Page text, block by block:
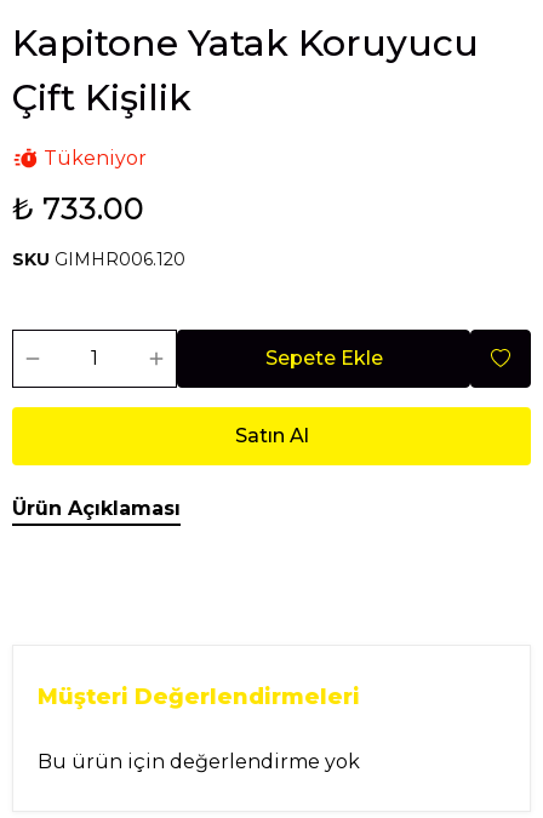
Kapitone Yatak Koruyucu
Çift Kişilik
Tükeniyor
₺ 733.00
SKU GIMHR006.120
Sepete Ekle
Satın Al
Ürün Açıklaması
Müşteri Değerlendirmeleri
Bu ürün için değerlendirme yok